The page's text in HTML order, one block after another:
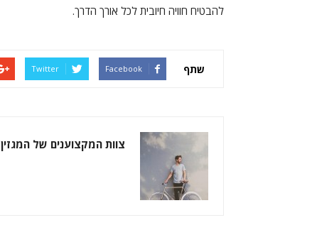
להבטיח חוויה חיובית לכל אורך הדרך.
שתף Facebook
Twitter
צוות המקצוענים של המגזין